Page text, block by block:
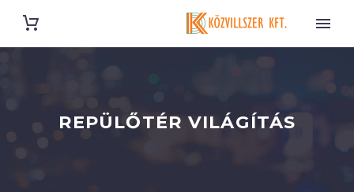
REPÜLŐTÉR VILÁGÍTÁS